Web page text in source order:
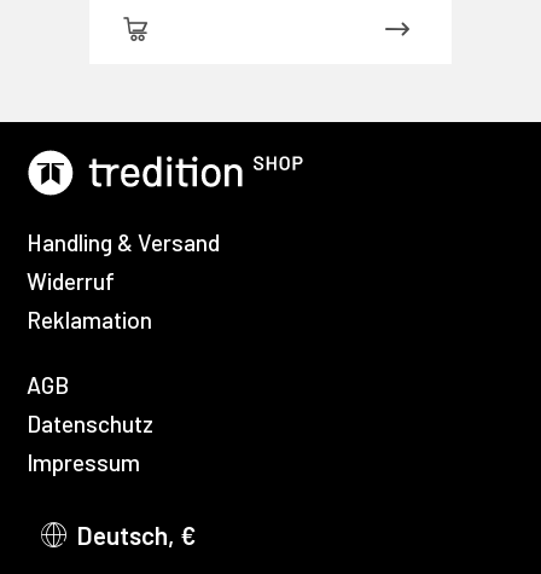
Handling & Versand
Widerruf
Reklamation
AGB
Datenschutz
Impressum
Deutsch, €